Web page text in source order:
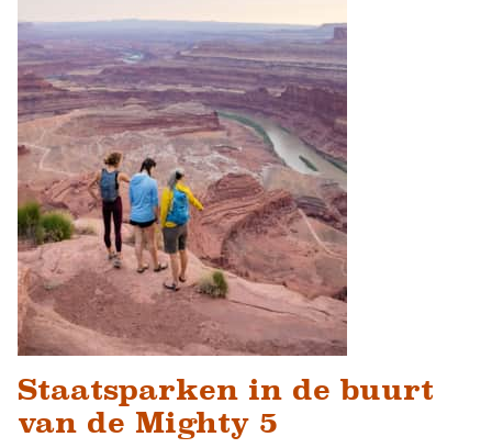
Staatsparken in de buurt
van de Mighty 5